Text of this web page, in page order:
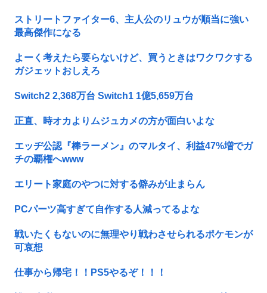
ストリートファイター6、主人公のリュウが順当に強い
最高傑作になる
よーく考えたら要らないけど、買うときはワクワクする
ガジェットおしえろ
Switch2 2,368万台 Switch1 1億5,659万台
正直、時オカよりムジュカメの方が面白いよな
エッヂ公認『棒ラーメン』のマルタイ、利益47%増でガ
チの覇権へwww
エリート家庭のやつに対する僻みが止まらん
PCパーツ高すぎて自作する人減ってるよな
戦いたくもないのに無理やり戦わさせられるポケモンが
可哀想
仕事から帰宅！！PS5やるぞ！！！